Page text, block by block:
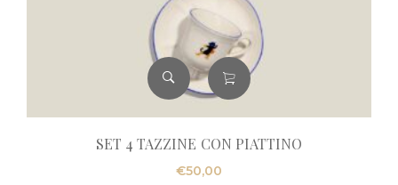
SET 4 TAZZINE CON PIATTINO
€50,00